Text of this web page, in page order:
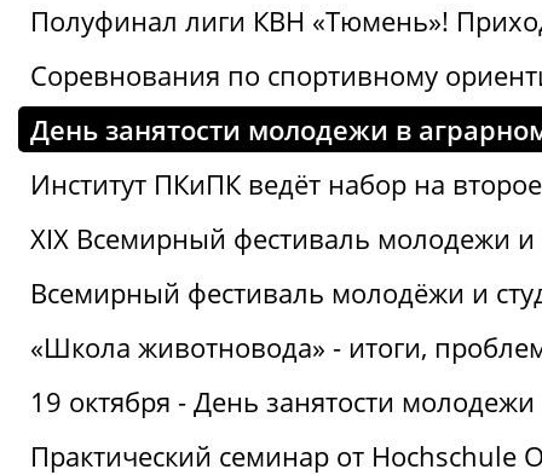
Полуфинал лиги КВН «Тюмень»!
Соревнования по спортивному
День занятости молодежи в
Институт ПКиПК ведёт набор на
XIX Всемирный фестиваль молодежи
Всемирный фестиваль молодёжи и
«Школа животновода» - итоги,
19 октября - День занятости молодежи
Практический семинар от Hochschule